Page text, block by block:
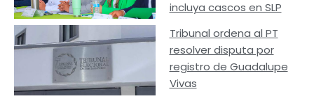
incluya cascos en SLP
Tribunal ordena al PT
resolver disputa por
registro de Guadalupe
Vivas